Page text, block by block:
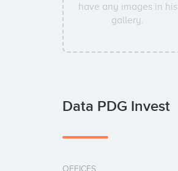
have any images in his
gallery.
Data PDG Invest
OFFICES